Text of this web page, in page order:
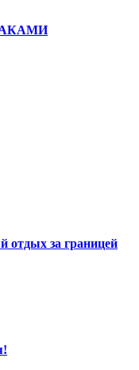
отдых за границей